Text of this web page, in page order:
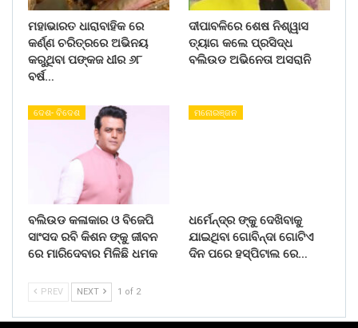
ମହାଭାରତ ଧାରାବାହିକ ରେ
କର୍ଣ୍ଣ ଚରିତ୍ରରେ ଅଭିନୟ
କରୁଥିବା ପଙ୍କଜ ଧୀର ୬୮
ବର୍ଷ…
ଦୀପାବଳିରେ ଶେଷ ନିଶ୍ୱାସ
ତ୍ୟାଗ କଲେ ପ୍ରସିଦ୍ଧ
ବଲିଉଡ ଅଭିନେତା ଅସରାନି
ଦେଶ- ବିଦେଶ
ବଲିଉଡ କଳାକାର ଓ ବିଜେପି
ସାଂସଦ ରବି କିଶନ ଙ୍କୁ ଜୀବନ
ରେ ମାରିଦେବାର ମିଳିଛି ଧମକ
ମନୋରଞ୍ଜନ
ଧର୍ମେନ୍ଦ୍ର ଙ୍କୁ ଦେଖିବାକୁ
ଯାଇଥିବା ଗୋବିନ୍ଦା ଗୋଟିଏ
ଦିନ ପରେ ହସ୍ପିଟାଲ ରେ…
PREV NEXT 1 of 2